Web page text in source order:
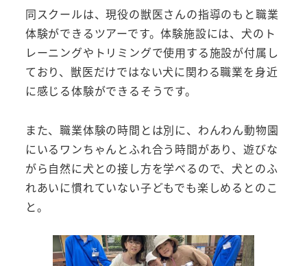
同スクールは、現役の獣医さんの指導のもと職業
体験ができるツアーです。体験施設には、犬のト
レーニングやトリミングで使用する施設が付属し
ており、獣医だけではない犬に関わる職業を身近
に感じる体験ができるそうです。
また、職業体験の時間とは別に、わんわん動物園
にいるワンちゃんとふれ合う時間があり、遊びな
がら自然に犬との接し方を学べるので、犬とのふ
れあいに慣れていない子どもでも楽しめるとのこ
と。